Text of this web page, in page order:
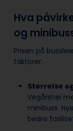
Hva
og
Prisen på
faktorer:
Størrelse
Vegårshei
minibuss.
bedre